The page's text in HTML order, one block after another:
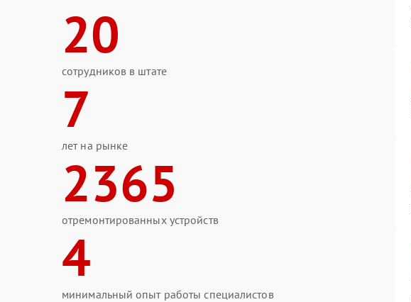
20
сотрудников в штате
7
лет на рынке
2365
отремонтированных устройств
4
минимальный опыт работы специалистов